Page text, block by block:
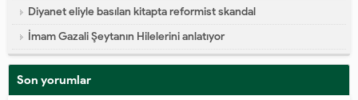
Diyanet eliyle basılan kitapta reformist skandal
İmam Gazali Şeytanın Hilelerini anlatıyor
Son yorumlar